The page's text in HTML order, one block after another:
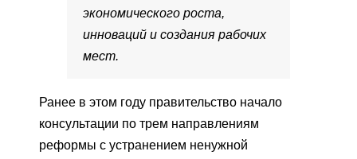
экономического роста,
инноваций и создания рабочих
мест.
Ранее в этом году правительство начало
консультации по трем направлениям
реформы с устранением ненужной